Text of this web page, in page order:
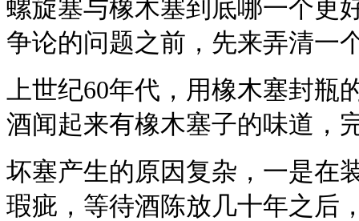
螺旋塞与橡木塞到底哪一个更
争论的问题之前，先来弄清一
上世纪60年代，用橡木塞封瓶
酒闻起来有橡木塞子的味道，
坏塞产生的原因复杂，一是在
瑕疵，等待酒陈放几十年之后